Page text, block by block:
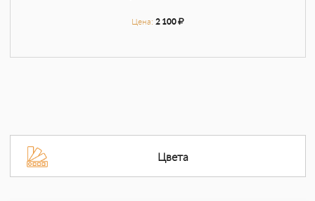
Цена: 2 100
Цвета